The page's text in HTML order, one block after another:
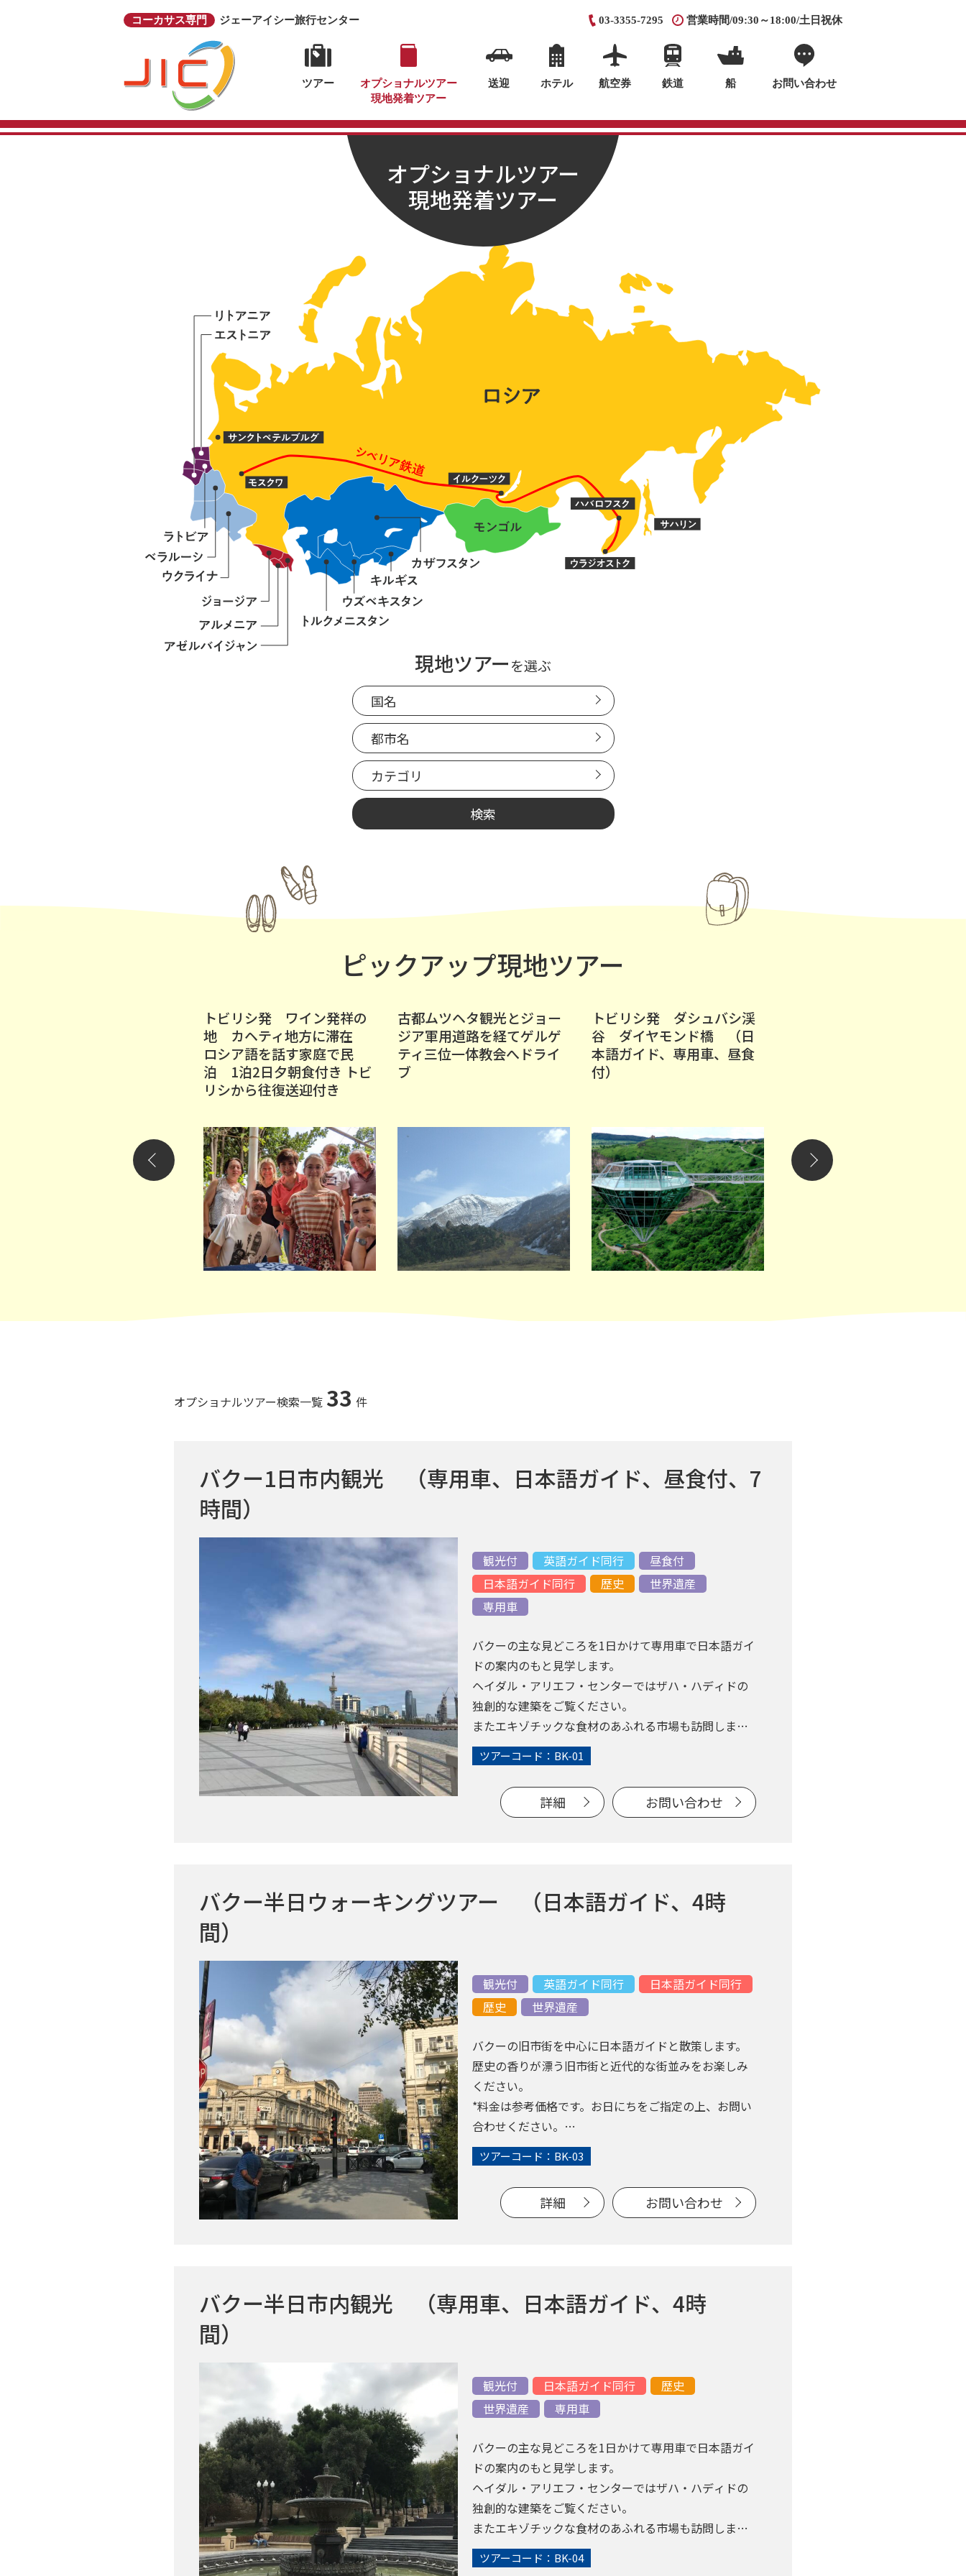
コーカサス専門 ジェーアイシー旅行センター 03-3355-7295 営業時間/09:30～18:00/土日祝休
ツアー
オプショナルツアー
現地発着ツアー
送迎 ホテル 航空券 鉄道 船 お問い合わせ
オプショナルツアー
現地発着ツアー
現地ツアーを選ぶ
国名
都市名
カテゴリ
ピックアップ現地ツアー
トビリシ発 ワイン発祥の
地 カヘティ地方に滞在
ロシア語を話す家庭で民
泊 1泊2日夕朝食付き トビ
リシから往復送迎付き
古都ムツヘタ観光とジョー
ジア軍用道路を経てゲルゲ
ティ三位一体教会へドライ
ブ
トビリシ発 ダシュバシ渓
谷 ダイヤモンド橋 （日
本語ガイド、専用車、昼食
付）
オプショナルツアー検索一覧 33 件
バクー1日市内観光 （専用車、日本語ガイド、昼食付、7
時間）
観光付 英語ガイド同行
昼食付
日本語ガイド同行
歴史
世界遺産
専用車
バクーの主な見どころを1日かけて専用車で日本語ガイ
ドの案内のもと見学します。
ヘイダル・アリエフ・センターではザハ・ハディドの
独創的な建築をご覧ください。
またエキゾチックな食材のあふれる市場も訪問しま
す。
*料金は参考価格です。お日にちをご指定の上、お問い
合わせください。
ツアーコード：BK-01
詳細 お問い合わせ
バクー半日ウォーキングツアー （日本語ガイド、4時
間）
観光付 英語ガイド同行
日本語ガイド同行
歴史
世界遺産
バクーの旧市街を中心に日本語ガイドと散策します。
歴史の香りが漂う旧市街と近代的な街並みをお楽しみ
ください。
*料金は参考価格です。お日にちをご指定の上、お問い
合わせください。
ツアーコード：BK-03
詳細 お問い合わせ
バクー半日市内観光 （専用車、日本語ガイド、4時
間）
観光付 日本語ガイド同行
歴史
世界遺産
専用車
バクーの主な見どころを1日かけて専用車で日本語ガイ
ドの案内のもと見学します。
ヘイダル・アリエフ・センターではザハ・ハディドの
独創的な建築をご覧ください。
またエキゾチックな食材のあふれる市場も訪問しま
す。
*料金は参考価格です。お日にちをご指定の上、お問い
ツアーコード：BK-04